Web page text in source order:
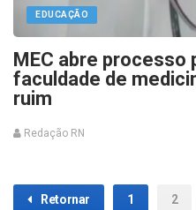
EDUCAÇÃO
MEC abre processo
faculdade de
ruim
Redação RN
Retornar 1 2